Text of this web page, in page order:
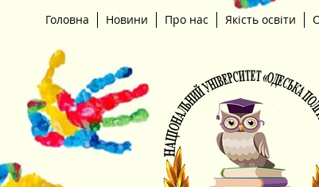
Головна Новини Про нас Якість освіти